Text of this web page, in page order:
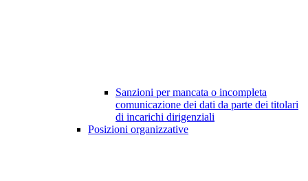
Sanzioni per mancata o incompleta
comunicazione dei dati da parte dei titolari
di incarichi dirigenziali
Posizioni organizzative